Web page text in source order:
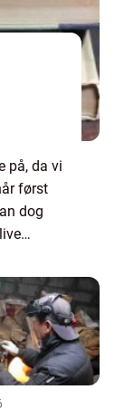
på, da vi
først
dog